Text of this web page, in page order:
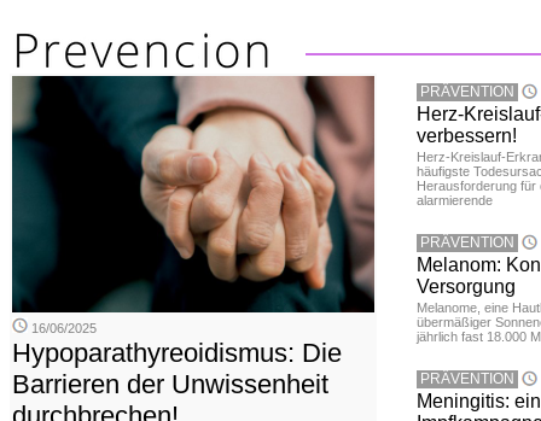
16/06/2025
Hypoparathyreoidismus: Die
Barrieren der Unwissenheit
PRÄVENTION
Herz-
verbessern!
Herz-Kreislauf-
häufigste
Herausforderung für
alarmierende
PRÄVENTION
Melanom:
Versorgung
Melanome, eine
übermäßiger
jährlich fast 18.000
PRÄVENTION
Meningitis: